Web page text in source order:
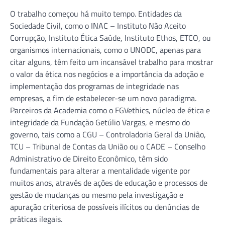
O trabalho começou há muito tempo. Entidades da
Sociedade Civil, como o INAC – Instituto Não Aceito
Corrupção, Instituto Ética Saúde, Instituto Ethos, ETCO, ou
organismos internacionais, como o UNODC, apenas para
citar alguns, têm feito um incansável trabalho para mostrar
o valor da ética nos negócios e a importância da adoção e
implementação dos programas de integridade nas
empresas, a fim de estabelecer-se um novo paradigma.
Parceiros da Academia como o FGVethics, núcleo de ética e
integridade da Fundação Getúlio Vargas, e mesmo do
governo, tais como a CGU – Controladoria Geral da União,
TCU – Tribunal de Contas da União ou o CADE – Conselho
Administrativo de Direito Econômico, têm sido
fundamentais para alterar a mentalidade vigente por
muitos anos, através de ações de educação e processos de
gestão de mudanças ou mesmo pela investigação e
apuração criteriosa de possíveis ilícitos ou denúncias de
práticas ilegais.